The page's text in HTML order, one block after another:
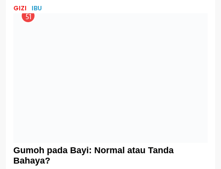
Mau Cepat Pulih Pasca Melahirkan? Ini
IBU PARENTING
56